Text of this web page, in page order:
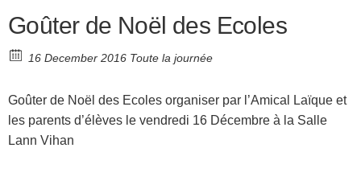
Goûter de Noël des Ecoles
16 December 2016 Toute la journée
Goûter de Noël des Ecoles organiser par l’Amical Laïque et
les parents d’élèves le vendredi 16 Décembre à la Salle
Lann Vihan